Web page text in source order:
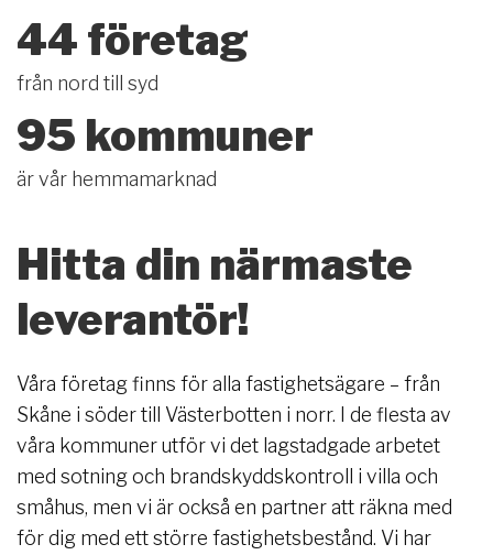
Hitta din närmaste
leverantör!
Våra företag finns för alla fastighetsägare – från
Skåne i söder till Västerbotten i norr. I de flesta av
våra kommuner utför vi det lagstadgade arbetet
med sotning och brandskyddskontroll i villa och
småhus, men vi är också en partner att räkna med
för dig med ett större fastighetsbestånd. Vi har
44 företag
från nord till syd
95 kommuner
är vår hemmamarknad